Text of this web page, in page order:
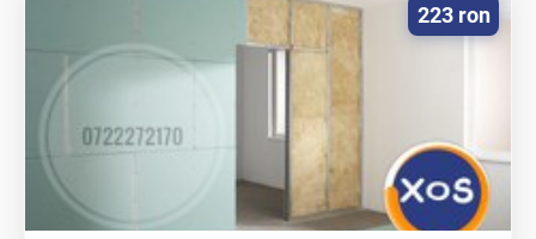
223 ron